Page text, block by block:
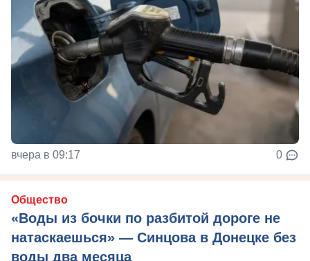
вчера в 09:17 0
Общество
«Воды из бочки по разбитой дороге не
натаскаешься» — Синцова в Донецке без
воды два месяца